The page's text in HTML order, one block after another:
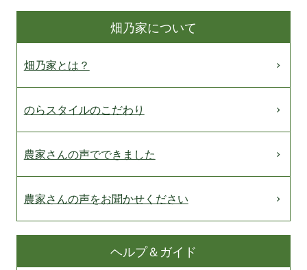
畑乃家について
畑乃家とは？
のらスタイルのこだわり
農家さんの声でできました
農家さんの声をお聞かせください
ヘルプ＆ガイド